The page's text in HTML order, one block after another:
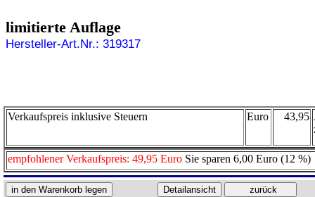
limitierte Auflage
Hersteller-Art.Nr.: 319317
Verkaufspreis inklusive Steuern Euro 43,95
empfohlener Verkaufspreis: 49,95 Euro Sie sparen 6,00 Euro (12 %)